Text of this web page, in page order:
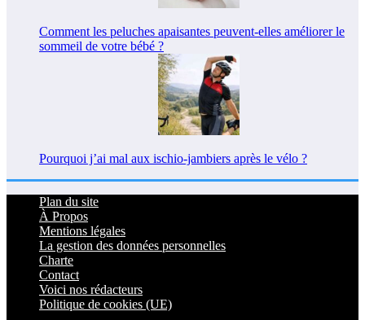
Comment les peluches apaisantes peuvent-elles améliorer le
sommeil de votre bébé ?
Pourquoi j’ai mal aux ischio-jambiers après le vélo ?
Plan du site
À Propos
Mentions légales
La gestion des données personnelles
Charte
Contact
Voici nos rédacteurs
Politique de cookies (UE)